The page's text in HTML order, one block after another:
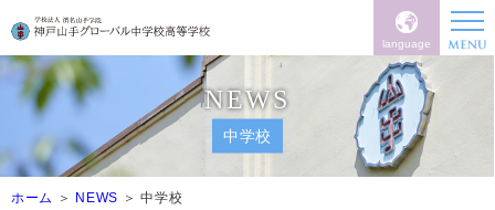
language
NEWS
中学校
ホーム NEWS 中学校